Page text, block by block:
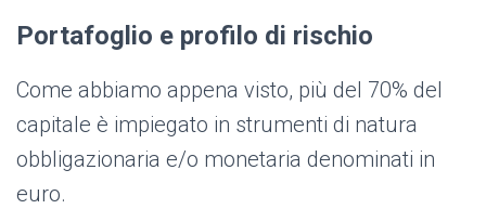
Portafoglio e profilo di rischio
Come abbiamo appena visto, più del 70% del
capitale è impiegato in strumenti di natura
obbligazionaria e/o monetaria denominati in
euro.